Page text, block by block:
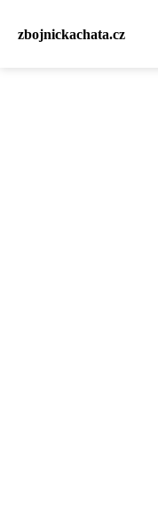
zbojnickachata.cz